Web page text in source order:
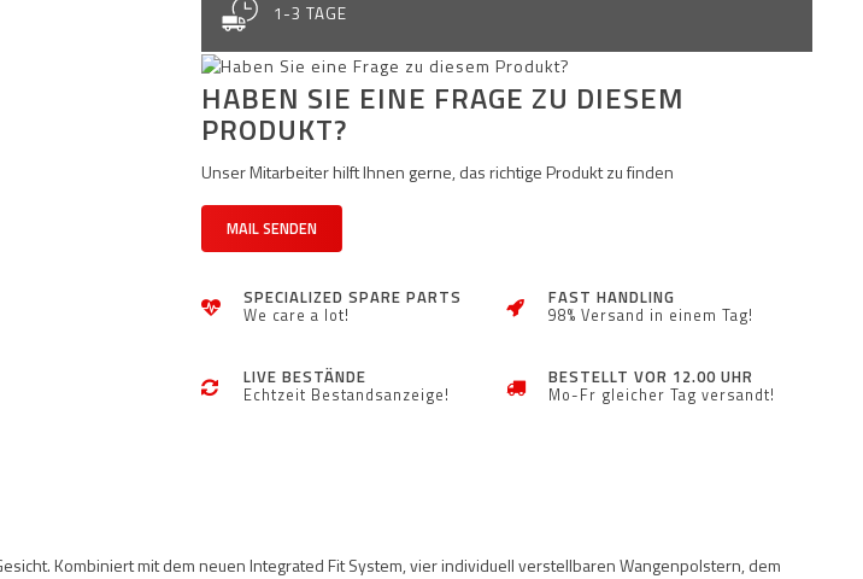
1-3 TAGE
HABEN SIE EINE FRAGE ZU DIESEM
PRODUKT?
Unser Mitarbeiter hilft Ihnen gerne, das richtige Produkt zu finden
MAIL SENDEN
SPECIALIZED SPARE PARTS
We care a lot!
FAST HANDLING
98% Versand in einem Tag!
LIVE BESTÄNDE
Echtzeit Bestandsanzeige!
BESTELLT VOR 12.00 UHR
Mo-Fr gleicher Tag versandt!
Kombiniert mit dem neuen Integrated Fit System, vier individuell verstellbaren Wangenpolstern, dem